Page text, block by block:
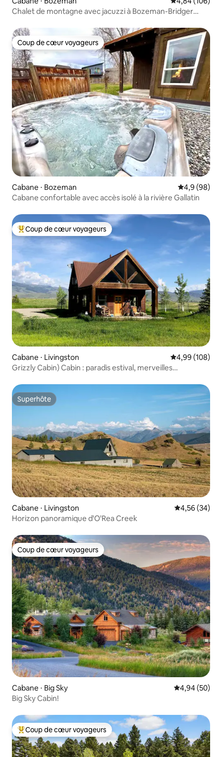
Chalet de montagne avec jacuzzi à Bozeman-Bridger
Coup de cœur voyageurs
Coup de cœur voyageurs
Cabane ⋅ Bozeman Évaluation
4,9 (98)
Cabane confortable avec accès isolé à la rivière Gallatin
Coups de cœur voyageurs les plus appréciés
Coup de cœur voyageurs
Cabane ⋅ Livingston Évaluation
4,99 (108)
Grizzly Cabin) Cabin : paradis estival, merveilles
Superhôte
Superhôte
Cabane ⋅ Livingston Évaluation
4,56 (34)
Horizon panoramique d'O'Rea Creek
Coup de cœur voyageurs
Coup de cœur voyageurs
Cabane ⋅ Big Sky Évaluation
4,94 (50)
Big Sky Cabin!
Coups de cœur voyageurs les plus appréciés
Coup de cœur voyageurs